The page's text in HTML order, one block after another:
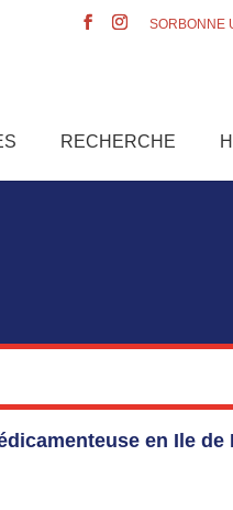
SORBONNE
RECHERCHE
en Ile de